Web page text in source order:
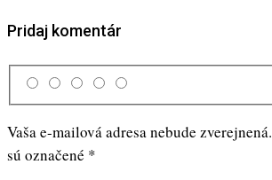
Pridaj komentár
Vaša e-mailová adresa nebude zverejnená.
sú označené *